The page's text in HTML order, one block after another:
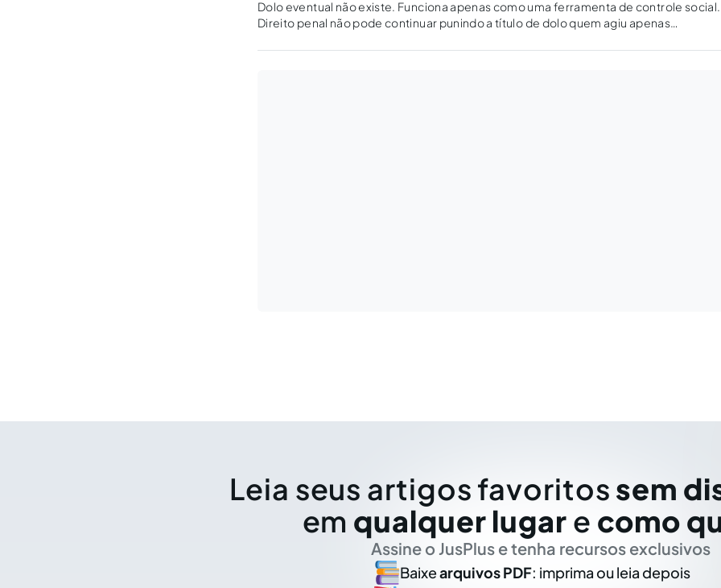
Dolo eventual não existe. Funciona apenas como uma ferramenta de controle
Direito penal não pode continuar punindo a título de dolo quem agiu apenas
Leia seus artigos favoritos sem
em qualquer lugar e como
Assine o JusPlus e tenha recursos exclusivos
Baixearquivos PDF: imprima ou leia depois